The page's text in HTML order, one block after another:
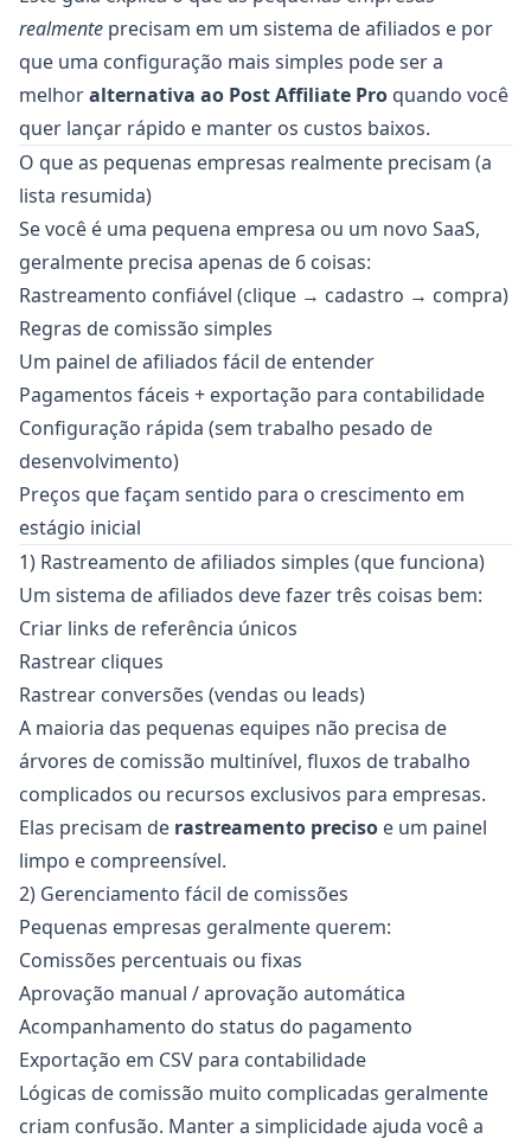
realmente precisam em um sistema de afiliados e por
que uma configuração mais simples pode ser a
melhoralternativa ao Post Affiliate Pro quando você
quer lançar rápido e manter os custos baixos.
O que as pequenas empresas realmente precisam (a
lista resumida)
Se você é uma pequena empresa ou um novo SaaS,
geralmente precisa apenas de 6 coisas:
Rastreamento confiável (clique → cadastro → compra)
Regras de comissão simples
Um painel de afiliados fácil de entender
Pagamentos fáceis + exportação para contabilidade
Configuração rápida (sem trabalho pesado de
desenvolvimento)
Preços que façam sentido para o crescimento em
estágio inicial
1) Rastreamento de afiliados simples (que funciona)
Um sistema de afiliados deve fazer três coisas bem:
Criar links de referência únicos
Rastrear cliques
Rastrear conversões (vendas ou leads)
A maioria das pequenas equipes não precisa de
árvores de comissão multinível, fluxos de trabalho
complicados ou recursos exclusivos para empresas.
Elas precisam de rastreamento preciso e um painel
limpo e compreensível.
2) Gerenciamento fácil de comissões
Pequenas empresas geralmente querem:
Comissões percentuais ou fixas
Aprovação manual / aprovação automática
Acompanhamento do status do pagamento
Exportação em CSV para contabilidade
Lógicas de comissão muito complicadas geralmente
criam confusão. Manter a simplicidade ajuda você a